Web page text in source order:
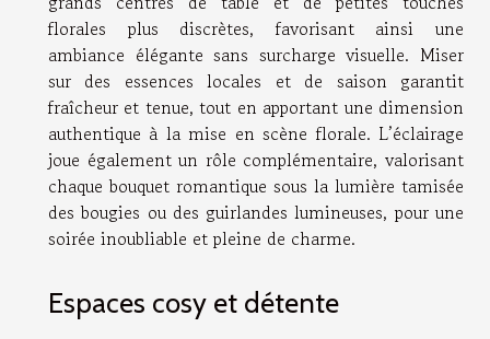
florales plus discrètes, favorisant ainsi une
ambiance élégante sans surcharge visuelle. Miser
sur des essences locales et de saison garantit
fraîcheur et tenue, tout en apportant une dimension
authentique à la mise en scène florale. L’éclairage
joue également un rôle complémentaire, valorisant
chaque bouquet romantique sous la lumière tamisée
des bougies ou des guirlandes lumineuses, pour une
soirée inoubliable et pleine de charme.
Espaces cosy et détente